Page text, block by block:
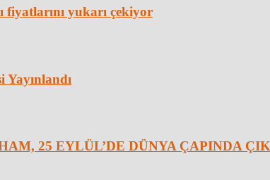
yukarı çekiyor
25 EYLÜL’DE DÜNYA ÇAPINDA